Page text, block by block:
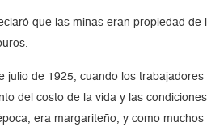
que las minas eran propiedad
de 1925, cuando los
del costo de la vida y las
era margariteño, y como